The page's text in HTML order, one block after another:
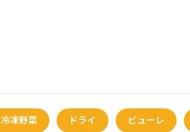
冷凍野菜 ドライ ピューレ